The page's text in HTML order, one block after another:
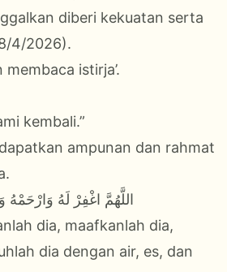
diberi kekuatan serta
4/2026).
istirja’.
kembali.”
ampunan dan rahmat
اللَّهُمَّ اغْفِرْ لَهُ وَارْحَمْهُ
dia, maafkanlah dia,
dia dengan air, es, dan